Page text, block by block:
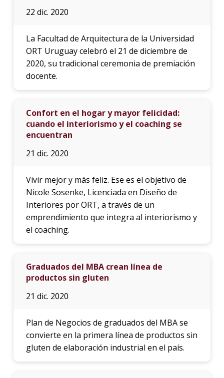
22 dic. 2020
La Facultad de Arquitectura de la Universidad
ORT Uruguay celebró el 21 de diciembre de
2020, su tradicional ceremonia de premiación
docente.
Confort en el hogar y mayor felicidad:
cuando el interiorismo y el coaching se
encuentran
21 dic. 2020
Vivir mejor y más feliz. Ese es el objetivo de
Nicole Sosenke, Licenciada en Diseño de
Interiores por ORT, a través de un
emprendimiento que integra al interiorismo y
el coaching.
Graduados del MBA crean línea de
productos sin gluten
21 dic. 2020
Plan de Negocios de graduados del MBA se
convierte en la primera línea de productos sin
gluten de elaboración industrial en el país.